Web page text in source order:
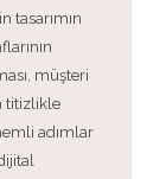
tasarımın
müşteri
titizlikle
adımlar